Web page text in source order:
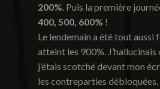
200% . Puis la première
400, 500, 600% !
Le lendemain a été tout aussi
atteint les 900%.
j’étais scotché devant mon
les contreparties